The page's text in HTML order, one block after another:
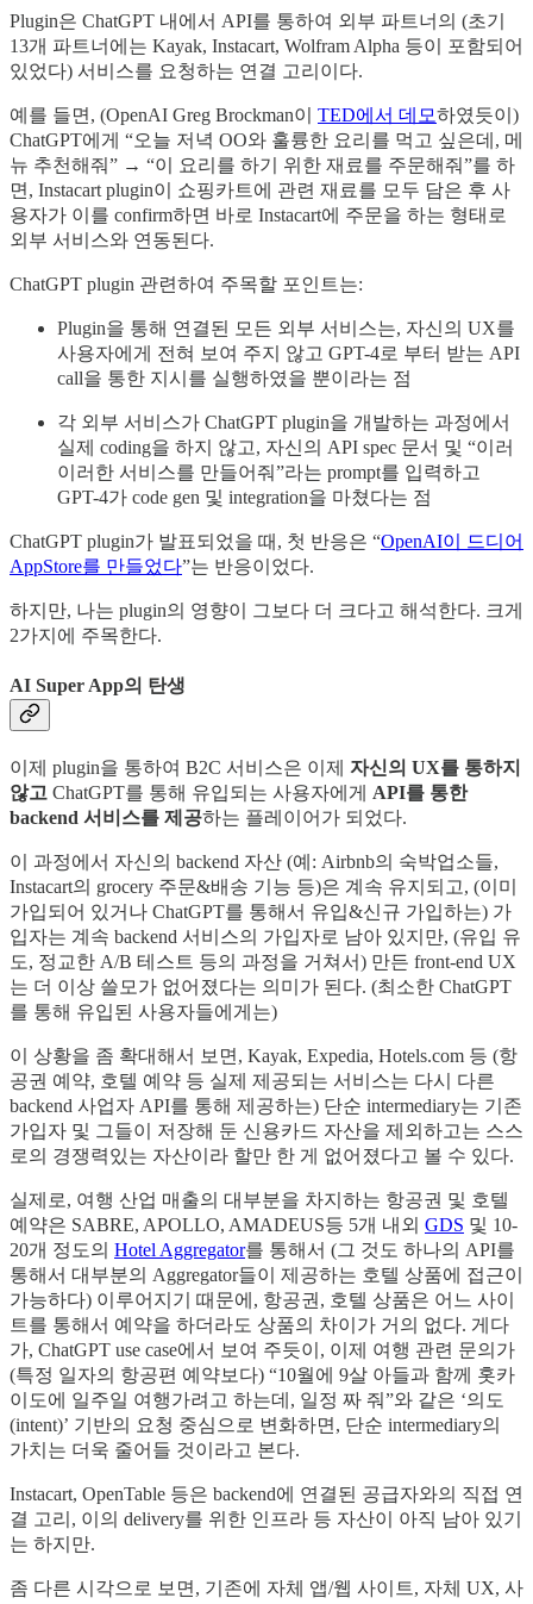
Plugin은 ChatGPT 내에서 API를 통하여 외부 파트너의 (초기
13개 파트너에는 Kayak, Instacart, Wolfram Alpha 등이 포함되어
있었다) 서비스를 요청하는 연결 고리이다.
예를 들면, (OpenAI Greg Brockman이 TED에서 데모하였듯이)
ChatGPT에게 “오늘 저녁 OO와 훌륭한 요리를 먹고 싶은데, 메
뉴 추천해줘” → “이 요리를 하기 위한 재료를 주문해줘”를 하
면, Instacart plugin이 쇼핑카트에 관련 재료를 모두 담은 후 사
용자가 이를 confirm하면 바로 Instacart에 주문을 하는 형태로
외부 서비스와 연동된다.
ChatGPT plugin 관련하여 주목할 포인트는:
Plugin을 통해 연결된 모든 외부 서비스는, 자신의 UX를
사용자에게 전혀 보여 주지 않고 GPT-4로 부터 받는 API
call을 통한 지시를 실행하였을 뿐이라는 점
각 외부 서비스가 ChatGPT plugin을 개발하는 과정에서
실제 coding을 하지 않고, 자신의 API spec 문서 및 “이러
이러한 서비스를 만들어줘”라는 prompt를 입력하고
GPT-4가 code gen 및 integration을 마쳤다는 점
ChatGPT plugin가 발표되었을 때, 첫 반응은 “OpenAI이 드디어
AppStore를 만들었다”는 반응이었다.
하지만, 나는 plugin의 영향이 그보다 더 크다고 해석한다. 크게
2가지에 주목한다.
AI Super App의 탄생
이제 plugin을 통하여 B2C 서비스은 이제 자신의 UX를 통하지
않고 ChatGPT를 통해 유입되는 사용자에게 API를 통한
backend 서비스를 제공하는 플레이어가 되었다.
이 과정에서 자신의 backend 자산 (예: Airbnb의 숙박업소들,
Instacart의 grocery 주문&배송 기능 등)은 계속 유지되고, (이미
가입되어 있거나 ChatGPT를 통해서 유입&신규 가입하는) 가
입자는 계속 backend 서비스의 가입자로 남아 있지만, (유입 유
도, 정교한 A/B 테스트 등의 과정을 거쳐서) 만든 front-end UX
는 더 이상 쓸모가 없어졌다는 의미가 된다. (최소한 ChatGPT
를 통해 유입된 사용자들에게는)
이 상황을 좀 확대해서 보면, Kayak, Expedia, Hotels.com 등 (항
공권 예약, 호텔 예약 등 실제 제공되는 서비스는 다시 다른
backend 사업자 API를 통해 제공하는) 단순 intermediary는 기존
가입자 및 그들이 저장해 둔 신용카드 자산을 제외하고는 스스
로의 경쟁력있는 자산이라 할만 한 게 없어졌다고 볼 수 있다.
실제로, 여행 산업 매출의 대부분을 차지하는 항공권 및 호텔
예약은 SABRE, APOLLO, AMADEUS등 5개 내외 GDS 및 10-
20개 정도의 Hotel Aggregator를 통해서 (그 것도 하나의 API를
통해서 대부분의 Aggregator들이 제공하는 호텔 상품에 접근이
가능하다) 이루어지기 때문에, 항공권, 호텔 상품은 어느 사이
트를 통해서 예약을 하더라도 상품의 차이가 거의 없다. 게다
가, ChatGPT use case에서 보여 주듯이, 이제 여행 관련 문의가
(특정 일자의 항공편 예약보다) “10월에 9살 아들과 함께 홋카
이도에 일주일 여행가려고 하는데, 일정 짜 줘”와 같은 ‘의도
(intent)’ 기반의 요청 중심으로 변화하면, 단순 intermediary의
가치는 더욱 줄어들 것이라고 본다.
Instacart, OpenTable 등은 backend에 연결된 공급자와의 직접 연
결 고리, 이의 delivery를 위한 인프라 등 자산이 아직 남아 있기
는 하지만.
좀 다른 시각으로 보면, 기존에 자체 앱/웹 사이트, 자체 UX, 사